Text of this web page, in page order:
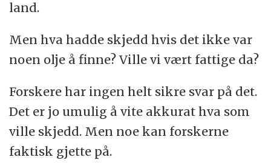
land.
Men hva hadde skjedd hvis det ikke var
noen olje å finne? Ville vi vært fattige da?
Forskere har ingen helt sikre svar på det.
Det er jo umulig å vite akkurat hva som
ville skjedd. Men noe kan forskerne
faktisk gjette på.